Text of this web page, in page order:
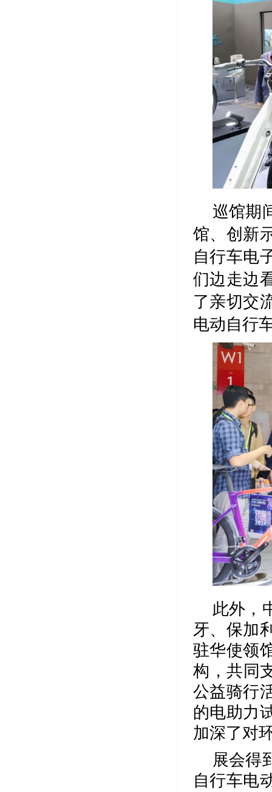
巡馆期
馆、创新
自行车电
们边走边
了亲切交
电动自行
此外，
牙、保加
驻华使领
构，共同
公益骑行
的电助力
加深了对
展会得
自行车电